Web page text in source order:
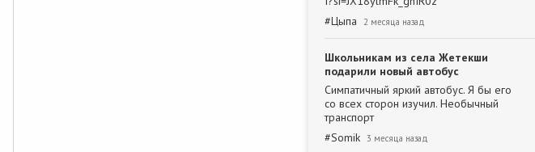
#Цыпа 2 месяца назад
Школьникам из села Жетекши
подарили новый автобус
Симпатичный яркий автобус. Я бы его
со всех сторон изучил. Необычный
транспорт
#Somik 3 месяца назад